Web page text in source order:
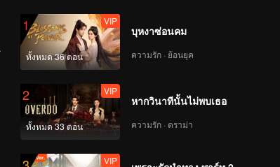
1
ทั้งหมด 36 ตอน
VIP
บุหงาซ่อนคม
ความรัก · ย้อนยุค
2
ทั้งหมด 33 ตอน
VIP
หากวินาทีนั้นไม่พบเธอ
ความรัก · ดราม่า
VIP